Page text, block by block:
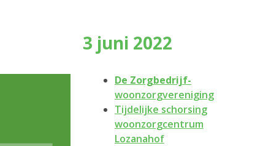
3 juni 2022
De Zorgbedrijf-
woonzorgvereniging
Tijdelijke schorsing
woonzorgcentrum
Lozanahof